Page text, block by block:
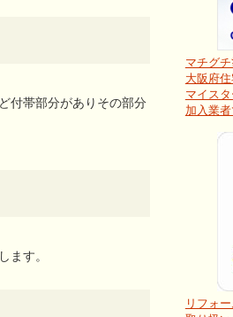
付帯部分がありその部分
ます。
マチグ
大阪府
マイス
加入業
リフォ